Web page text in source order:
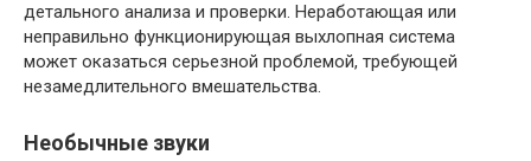
детального анализа и проверки. Неработающая или
неправильно функционирующая выхлопная система
может оказаться серьезной проблемой, требующей
незамедлительного вмешательства.
Необычные звуки